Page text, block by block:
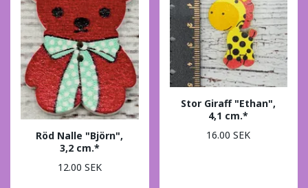
Röd Nalle "Björn",
3,2 cm.*
12.00 SEK
Stor Giraff "Ethan",
4,1 cm.*
16.00 SEK